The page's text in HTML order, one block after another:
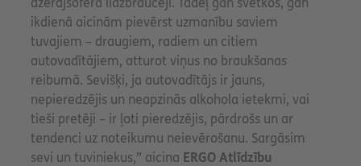
ikdienā aicinām pievērst uzmanību saviem
tuvajiem – draugiem, radiem un citiem
autovadītājiem, atturot viņus no braukšanas
reibumā. Sevišķi, ja autovadītājs ir jauns,
nepieredzējis un neapzinās alkohola ietekmi, vai
tieši pretēji – ir ļoti pieredzējis, pārdrošs un ar
tendenci uz noteikumu neievērošanu. Sargāsim
sevi un tuviniekus,” aicina ERGO Atlīdzību